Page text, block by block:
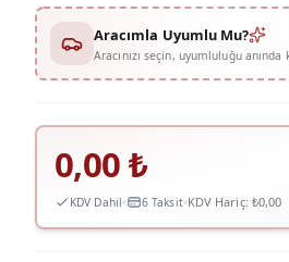
Aracımla Uyumlu Mu?
Aracınızı seçin, uyumluluğu
0,00₺
KDV Dahil 6 Taksit KDV Hariç: ₺0,00